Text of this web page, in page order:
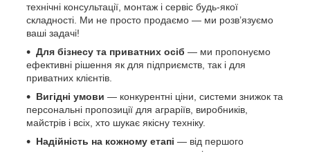
технічні консультації, монтаж і сервіс будь-якої
складності. Ми не просто продаємо — ми розв’язуємо
ваші задачі!
Для бізнесу та приватних осіб — ми пропонуємо
ефективні рішення як для підприємств, так і для
приватних клієнтів.
Вигідні умови — конкурентні ціни, системи знижок та
персональні пропозиції для аграріїв, виробників,
майстрів і всіх, хто шукає якісну техніку.
Надійність на кожному етапі — від першого